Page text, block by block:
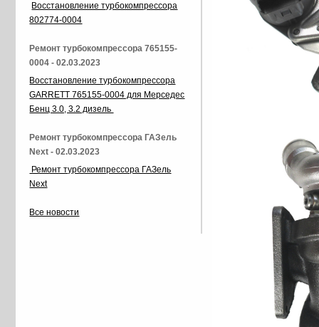
Восстановление турбокомпрессора
802774-0004
Ремонт турбокомпрессора 765155-
0004 - 02.03.2023
Восстановление турбокомпрессора
GARRETT 765155-0004 для Мерседес
Бенц 3.0, 3.2 дизель
Ремонт турбокомпрессора ГАЗель
Next - 02.03.2023
Ремонт турбокомпрессора ГАЗель
Next
Все новости